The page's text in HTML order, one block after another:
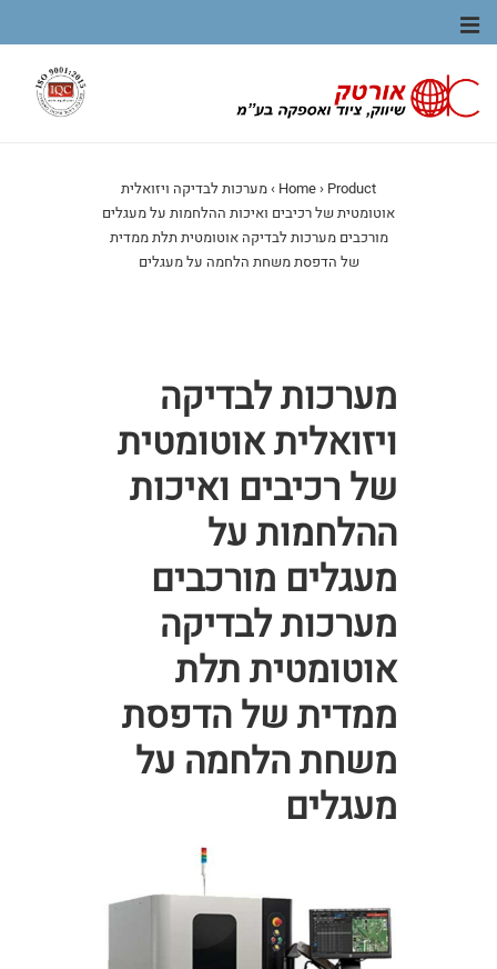
ניווט
ראשי
תפריט
Home› Product
›מערכות לבדיקה ויזואלית
אוטומטית של רכיבים ואיכות ההלחמות על מעגלים
מורכבים מערכות לבדיקה אוטומטית תלת ממדית
של הדפסת משחת הלחמה על מעגלים
מערכות לבדיקה
ויזואלית אוטומטית
של רכיבים ואיכות
ההלחמות על
מעגלים מורכבים
מערכות לבדיקה
אוטומטית תלת
ממדית של הדפסת
משחת הלחמה על
מעגלים